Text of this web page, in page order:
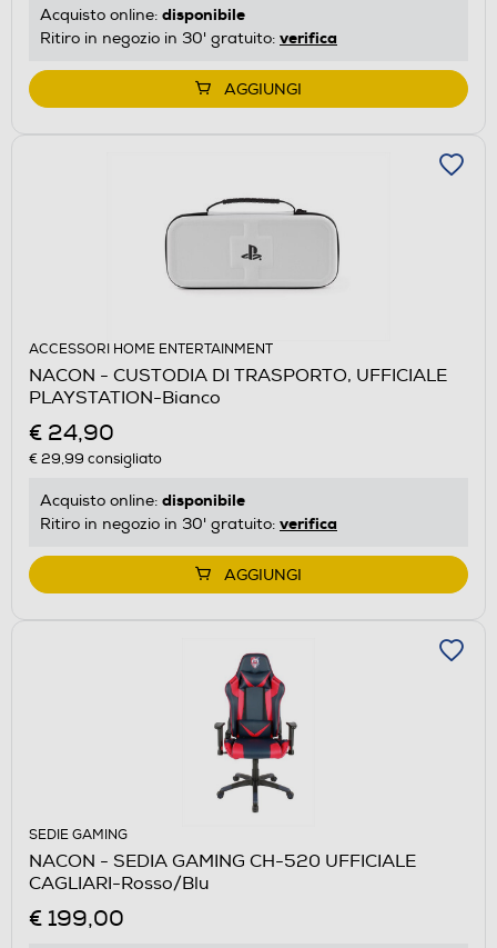
Acquisto online: disponibile
Ritiro in negozio in 30' gratuito: verifica
AGGIUNGI
ACCESSORI HOME ENTERTAINMENT
NACON - CUSTODIA DI TRASPORTO, UFFICIALE
PLAYSTATION-Bianco
€ 24,90
€ 29,99 consigliato
Acquisto online: disponibile
Ritiro in negozio in 30' gratuito: verifica
AGGIUNGI
SEDIE GAMING
NACON - SEDIA GAMING CH-520 UFFICIALE
CAGLIARI-Rosso/Blu
€ 199,00